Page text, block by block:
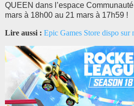
QUEEN dans l’espace
mars à 18h00 au 21 mars à 17h59 !
Lire aussi : Epic Games Store dispo sur